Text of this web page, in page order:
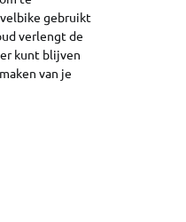
gebruikt
verlengt de
kunt blijven
van je